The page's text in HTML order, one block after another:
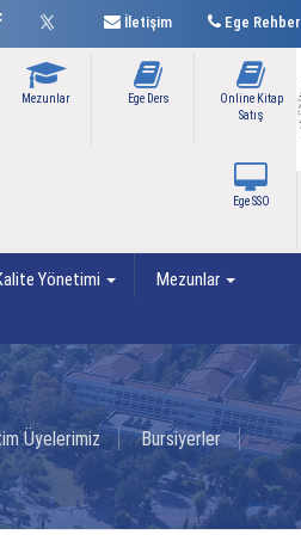
Ege Rehber
İletişim
Online Kitap
Satış
Ege Ders
Mezunlar
Ege SSO
Yönetimi Mezunlar
Üyelerimiz Bursiyerler